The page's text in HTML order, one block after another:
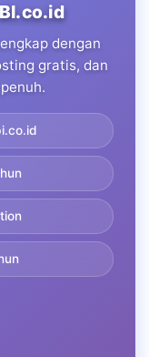
dengan
gratis, dan